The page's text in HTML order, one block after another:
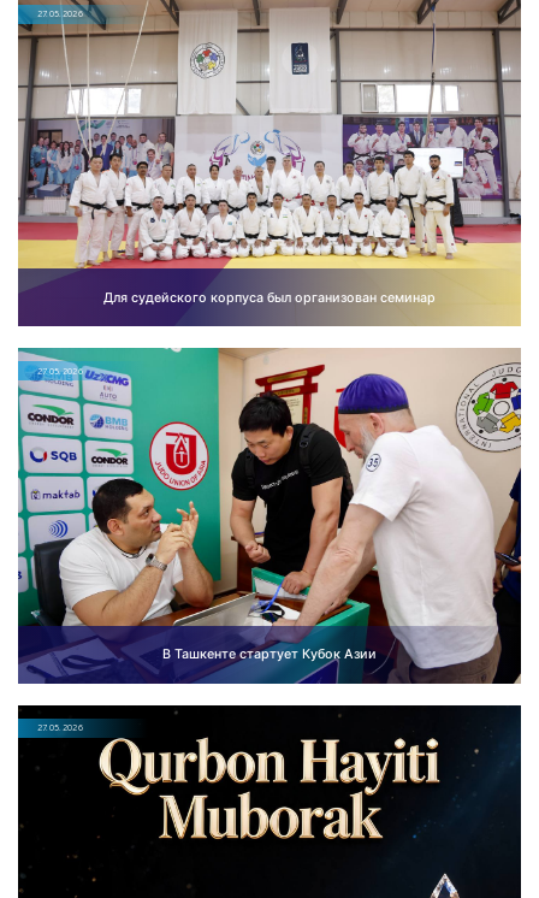
27.05.2026
Для судейского корпуса был организован семинар
27.05.2026
В Ташкенте стартует Кубок Азии
27.05.2026